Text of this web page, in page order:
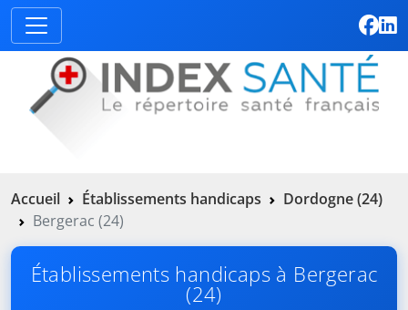
Accueil Établissements handicaps
Dordogne (24)
Bergerac (24)
Établissements handicaps à Bergerac
(24)